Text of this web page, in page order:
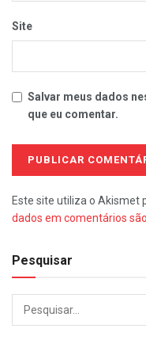
Site
Salvar meus dados
que eu comentar.
Este site utiliza o Akismet
dados em comentários
Pesquisar